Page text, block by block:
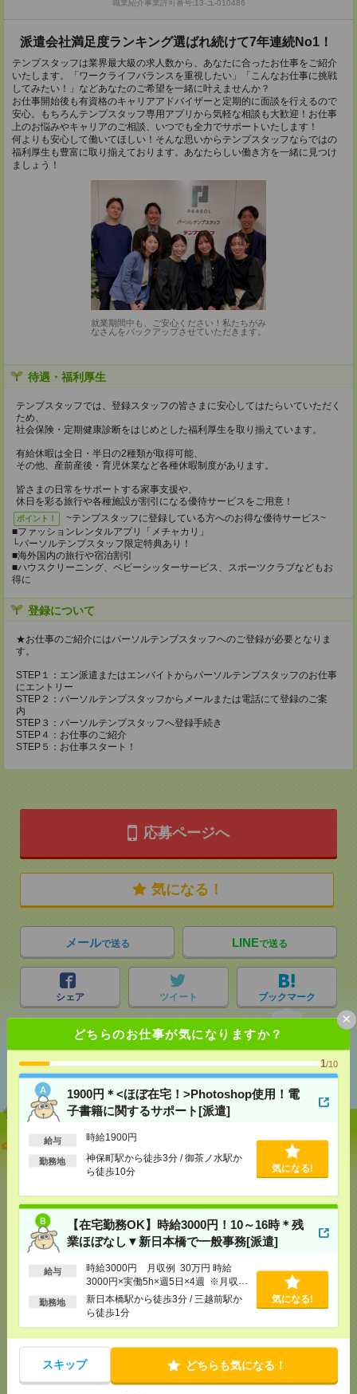
どちらのお仕事が気になりますか？
1/10
1900円＊<ほぼ在宅！>Photoshop使用！電
子書籍に関するサポート[派遣]
給与 時給1900円
勤務地
神保町駅から徒歩3分 / 御茶ノ水駅か
ら徒歩10分
気になる!
【在宅勤務OK】時給3000円！10～16時＊残
業ほぼなし▼新日本橋で一般事務[派遣]
給与
時給3000円 月収例 30万円 時給
3000円×実働5h×週5日×4週 ※月収例
を保証するものではありません。※給
与即受取りサービス利用可（利用条件
勤務地
新日本橋駅から徒歩3分 / 三越前駅か
ら徒歩1分
気になる!
スキップ どちらも気になる！
×
職業紹介事業許可番号:13-ユ-010486
派遣会社満足度ランキング選ばれ続けて7年連続No1！
テンプスタッフは業界最大級の求人数から、あなたに合ったお仕事をご紹介
いたします。「ワークライフバランスを重視したい」「こんなお仕事に挑戦
してみたい！」などあなたのご希望を一緒に叶えませんか？
お仕事開始後も有資格のキャリアアドバイザーと定期的に面談を行えるので
安心。もちろんテンプスタッフ専用アプリから気軽な相談も大歓迎！お仕事
上のお悩みやキャリアのご相談、いつでも全力でサポートいたします！
何よりも安心して働いてほしい！そんな思いからテンプスタッフならではの
福利厚生も豊富に取り揃えております。あなたらしい働き方を一緒に見つけ
ましょう！
就業期間中も、ご安心ください！私たちがみ
なさんをバックアップさせていただきます。
待遇・福利厚生
テンプスタッフでは、登録スタッフの皆さまに安心してはたらいていただく
ため、
社会保険・定期健康診断をはじめとした福利厚生を取り揃えています。
有給休暇は全日・半日の2種類が取得可能、
その他、産前産後・育児休業など各種休暇制度があります。
皆さまの日常をサポートする家事支援や、
休日を彩る旅行や各種施設が割引になる優待サービスをご用意！
ポイント！
~テンプスタッフに登録している方へのお得な優待サービス~
■ファッションレンタルアプリ「メチャカリ」
└パーソルテンプスタッフ限定特典あり！
■海外国内の旅行や宿泊割引
■ハウスクリーニング、ベビーシッターサービス、スポーツクラブなどもお
得に
登録について
★お仕事のご紹介にはパーソルテンプスタッフへのご登録が必要となりま
す。
STEP１：エン派遣またはエンバイトからパーソルテンプスタッフのお仕事
にエントリー
STEP２：パーソルテンプスタッフからメールまたは電話にて登録のご案
内
STEP３：パーソルテンプスタッフへ登録手続き
STEP４：お仕事のご紹介
STEP５：お仕事スタート！
応募ページへ
気になる！
メールで送る LINEで送る
シェア ツイート ブックマーク
あなたの閲覧履歴からの
おすすめ
1900円＊<ほぼ在宅！>Photoshop使用！電子書籍に
関するサポート[派遣]
[交通費]全額支給
[勤務地]
神保町駅から徒歩3分 /御茶ノ水駅から徒
歩10分
気になる！
【在宅勤務OK】時給3000円！10～16時＊残業ほぼな
し▼新日本橋で一般事務[派遣]
時給3000円 月収例 30万円 時給3000円×
りません。※給与即受取りサービス利用可（利用条
件有）